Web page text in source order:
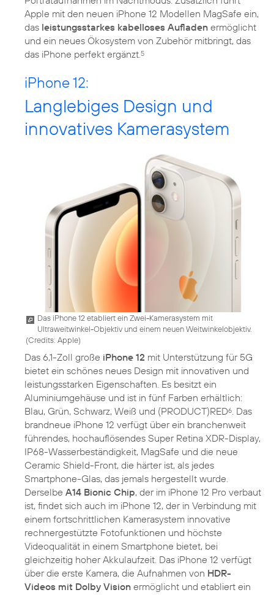
Apple mit den neuen iPhone 12 Modellen MagSafe ein,
das leistungsstarkes kabelloses Aufladen ermöglicht
und ein neues Ökosystem von Zubehör mitbringt, das
das iPhone perfekt ergänzt.5
iPhone 12:
Langlebiges Design und
innovatives Kamerasystem
Das iPhone 12 etabliert ein Zwei-Kamerasystem mit
Ultraweitwinkel-Objektiv und einem neuen Weitwinkelobjektiv.
(Credits: Apple)
Das 6,1-Zoll große iPhone 12 mit Unterstützung für 5G
bietet ein schönes neues Design mit innovativen und
leistungsstarken Eigenschaften. Es besitzt ein
Aluminiumgehäuse und ist in fünf Farben erhältlich:
Blau, Grün, Schwarz, Weiß und (PRODUCT)RED6. Das
brandneue iPhone 12 verfügt über ein branchenweit
führendes, hochauflösendes Super Retina XDR-Display,
IP68-Wasserbeständigkeit, MagSafe und die neue
Ceramic Shield-Front, die härter ist, als jedes
Smartphone-Glas, das jemals hergestellt wurde.
Derselbe A14 Bionic Chip, der im iPhone 12 Pro verbaut
ist, findet sich auch im iPhone 12, der in Verbindung mit
einem fortschrittlichen Kamerasystem innovative
rechnergestützte Fotofunktionen und höchste
Videoqualität in einem Smartphone bietet, bei
gleichzeitig hoher Akkulaufzeit. Das iPhone 12 verfügt
über die erste Kamera, die Aufnahmen von HDR-
Videos mit Dolby Vision ermöglicht und etabliert ein